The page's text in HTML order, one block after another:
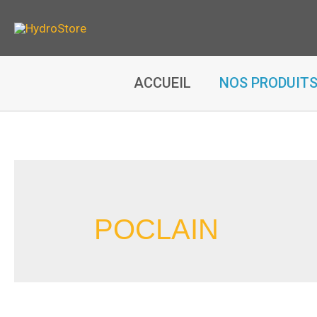
ACCUEIL NOS PRODUITS
POCLAIN